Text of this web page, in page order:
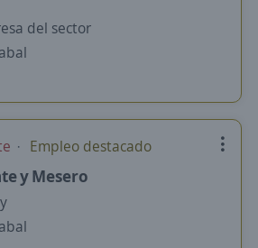
del sector
Empleo destacado
y Mesero